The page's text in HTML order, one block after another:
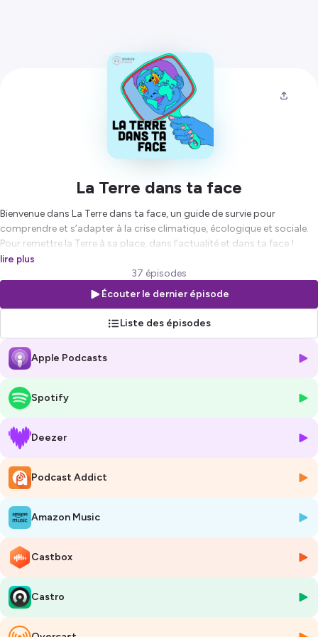
La Terre dans ta face
Bienvenue dans La Terre dans ta face, un guide de survie pour
comprendre et s’adapter à la crise climatique, écologique et sociale.
Pour remettre la Terre à sa place, dans l’actualité et dans ta face !
Un podcast d'Alvéole Média, écrit et présenté par Kenza Benrhamous
ausha.co/politique-de-confidentialite
pour plus d'informations.
lire plus
37 épisodes
Écouter le dernier épisode
Liste des épisodes
Apple Podcasts
Spotify
Deezer
Podcast Addict
Amazon Music
Castbox
Castro